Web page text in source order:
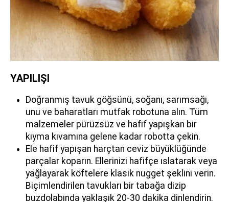
YAPILIŞI
Doğranmış tavuk göğsünü, soğanı, sarımsağı,
unu ve baharatları mutfak robotuna alın. Tüm
malzemeler pürüzsüz ve hafif yapışkan bir
kıyma kıvamına gelene kadar robotta çekin.
Ele hafif yapışan harçtan ceviz büyüklüğünde
parçalar koparın. Ellerinizi hafifçe ıslatarak veya
yağlayarak köftelere klasik nugget şeklini verin.
Biçimlendirilen tavukları bir tabağa dizip
buzdolabında yaklaşık 20-30 dakika dinlendirin.